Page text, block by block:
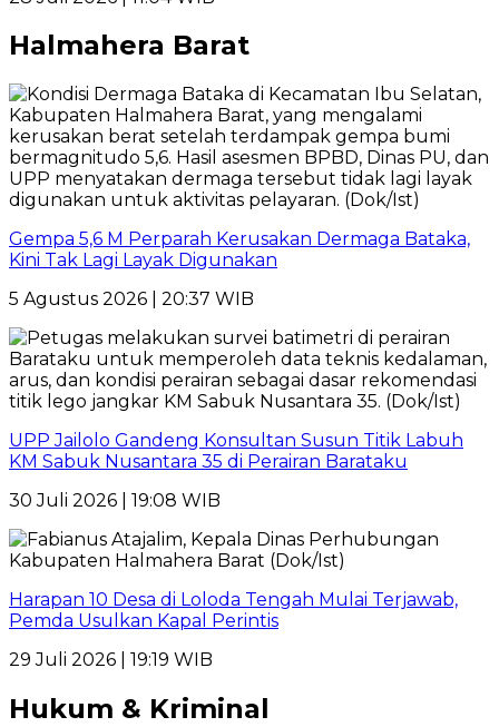
Halmahera Barat
Gempa 5,6 M Perparah Kerusakan Dermaga Bataka,
Kini Tak Lagi Layak Digunakan
5 Agustus 2026 | 20:37 WIB
UPP Jailolo Gandeng Konsultan Susun Titik Labuh
KM Sabuk Nusantara 35 di Perairan Barataku
30 Juli 2026 | 19:08 WIB
Harapan 10 Desa di Loloda Tengah Mulai Terjawab,
Pemda Usulkan Kapal Perintis
29 Juli 2026 | 19:19 WIB
Hukum & Kriminal